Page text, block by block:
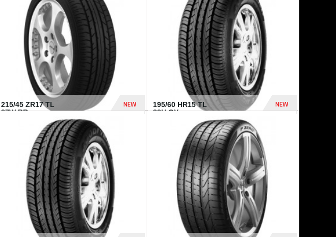
790 Dhs
215/45 ZR17 TL
87W BR...
NEW
955 Dhs
195/60 HR15 TL
88H GY...
NEW